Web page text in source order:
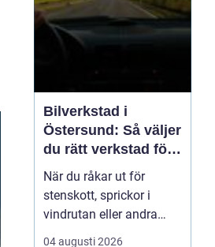
Bilverkstad i
Östersund: Så väljer
du rätt verkstad för
glasskador
När du råkar ut för
stenskott, sprickor i
vindrutan eller andra
glasskador i Jämtland är
04 augusti 2026